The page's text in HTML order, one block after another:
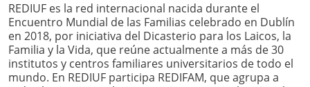
REDIUF es la red internacional nacida durante el
Encuentro Mundial de las Familias celebrado en Dublín
en 2018, por iniciativa del Dicasterio para los Laicos, la
Familia y la Vida, que reúne actualmente a más de 30
institutos y centros familiares universitarios de todo el
mundo. En REDIUF participa REDIFAM, que agrupa a